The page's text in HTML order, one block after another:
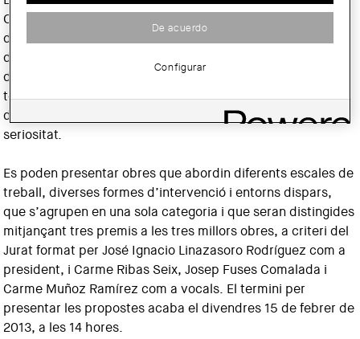
Catalunya COAC convoca la 16a edició dels Premis
d’Arquitectura de les Comarques de Girona amb l'objectiu
de posar en valor l’arquitectura feta en l’àmbit territorial
de la demarcació per tal de mostrar l’esforç continuat de
tots els professionals que, encara més en aquests temps
difícils, fan prevaler els valors de l’excel·lència, el rigor i la
seriositat.
Es poden presentar obres que abordin diferents escales de
treball, diverses formes d’intervenció i entorns dispars,
que s’agrupen en una sola categoria i que seran distingides
mitjançant tres premis a les tres millors obres, a criteri del
Jurat format per José Ignacio Linazasoro Rodríguez com a
president, i Carme Ribas Seix, Josep Fuses Comalada i
Carme Muñoz Ramírez com a vocals. El termini per
presentar les propostes acaba el divendres 15 de febrer de
2013, a les 14 hores.
De acuerdo
Configurar